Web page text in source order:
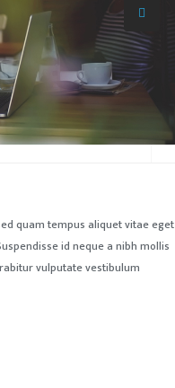
quam tempus aliquet vitae eget
id neque a nibh mollis
vulputate vestibulum